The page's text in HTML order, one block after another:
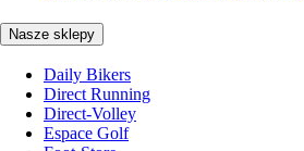
Nasze sklepy
Daily Bikers
Direct Running
Direct-Volley
Espace Golf